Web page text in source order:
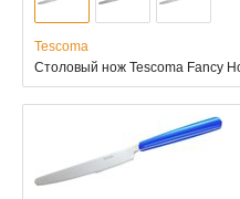
Tescoma
Столовый нож Tescoma Fancy